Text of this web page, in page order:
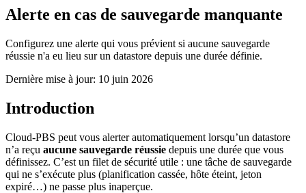
Alerte en cas de sauvegarde manquante
Configurez une alerte qui vous prévient si aucune sauvegarde
réussie n'a eu lieu sur un datastore depuis une durée définie.
Dernière mise à jour: 10 juin 2026
Introduction
Cloud-PBS peut vous alerter automatiquement lorsqu’un datastore
n’a reçu aucune sauvegarde réussie depuis une durée que vous
définissez. C’est un filet de sécurité utile : une tâche de sauvegarde
qui ne s’exécute plus (planification cassée, hôte éteint, jeton
expiré…) ne passe plus inaperçue.